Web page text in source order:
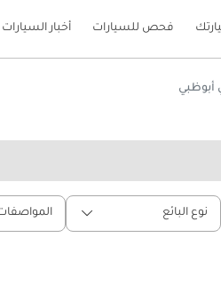
فحص للسيارات أخبار السيارات
نوع البائع